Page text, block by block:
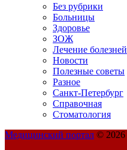
Без рубрики
Больницы
Здоровье
ЗОЖ
Лечение болезней
Новости
Полезные советы
Разное
Санкт-Петербург
Справочная
Стоматология
Медицинский портал © 2026